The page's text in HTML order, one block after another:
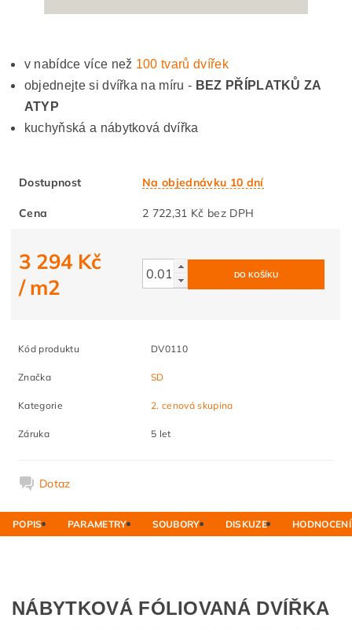
v nabídce více než 100 tvarů dvířek
objednejte si dvířka na míru - BEZ PŘÍPLATKŮ ZA
ATYP
kuchyňská a nábytková dvířka
Dostupnost Na objednávku 10 dní
Cena 2 722,31 Kč bez DPH
3 294 Kč
/ m2
Kód produktu DV0110
Značka SD
Kategorie 2. cenová skupina
Záruka 5 let
Dotaz
POPIS PARAMETRY SOUBORY DISKUZE HODNOCENÍ
NÁBYTKOVÁ FÓLIOVANÁ DVÍŘKA